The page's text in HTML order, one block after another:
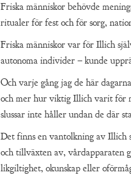
Friska människor behövde
ritualer för fest och för sorg,
Friska människor var för Illich
autonoma individer – kunde
Och varje gång jag de här
och mer hur viktig Illich varit för
slussar inte håller undan de där
Det finns en vantolkning av Illich
och tillväxten av, vårdapparaten
likgiltighet, okunskap eller